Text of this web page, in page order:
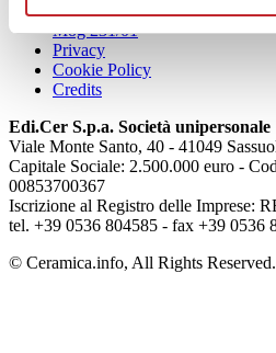
Chi siamo
Mog 231/01
Privacy
Cookie Policy
Credits
Edi.Cer S.p.a. Società unipersonale
Viale Monte Santo, 40 - 41049
Capitale Sociale: 2.500.000 euro -
00853700367
Iscrizione al Registro delle Imprese:
tel. +39 0536 804585 - fax +39 0536
© Ceramica.info, All Rights Reserved.